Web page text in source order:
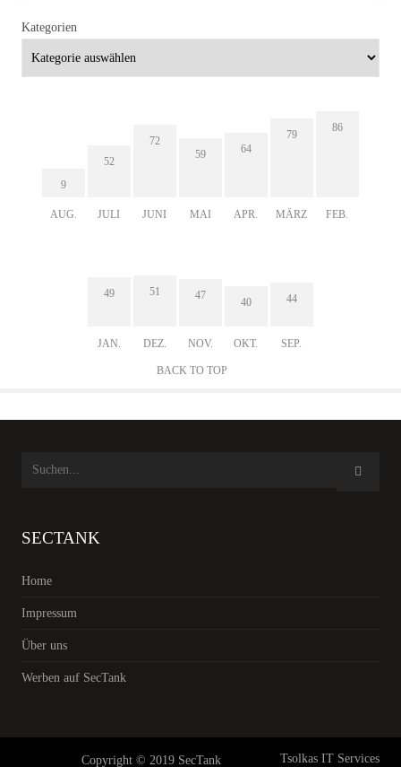
Kategorien
9
AUG.
52
JULI
72
JUNI
59
MAI
64
APR.
79
MÄRZ
86
FEB.
49
JAN.
51
DEZ.
47
NOV.
40
OKT.
44
SEP.
BACK TO TOP
SECTANK
Home
Impressum
Über uns
Werben auf SecTank
Copyright © 2019 SecTank Tsolkas IT Services